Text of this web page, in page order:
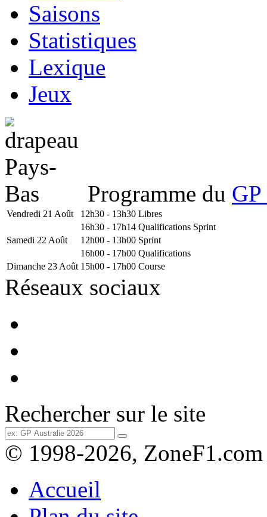
Saisons
Statistiques
Lexique
Jeux
Programme du
Vendredi 21 Août 12h30 - 13h30 Libres
16h30 - 17h14 Qualifications Sprint
Samedi 22 Août
12h00 - 13h00 Sprint
16h00 - 17h00 Qualifications
Dimanche 23 Août 15h00 - 17h00 Course
Réseaux sociaux
Rechercher sur le site
© 1998-2026, ZoneF1.com
Accueil